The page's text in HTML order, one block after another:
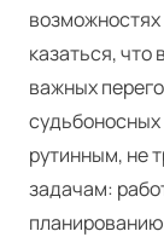
казаться, что
важных
рутинным, не
задачам: